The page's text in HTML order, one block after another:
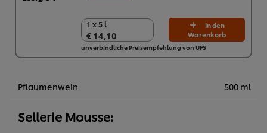
1 x 5 l
€ 14,10
1 x 5 l
€ 14,10
In den
Warenkorb
unverbindliche Preisempfehlung von UFS
Pflaumenwein 500 ml
Sellerie Mousse: